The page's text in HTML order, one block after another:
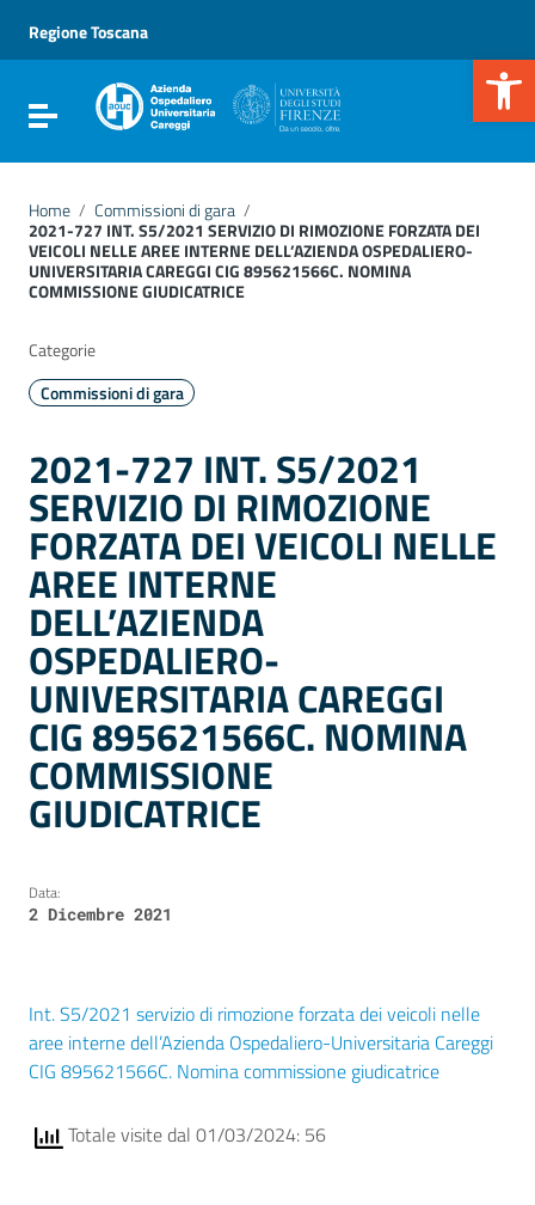
Vai al menu di navigazione
Vai al footer
Regione Toscana
Attiva / disattiva la navigazione
Home / Commissioni di gara /
2021-727 INT. S5/2021 SERVIZIO DI RIMOZIONE FORZATA DEI
VEICOLI NELLE AREE INTERNE DELL’AZIENDA OSPEDALIERO-
UNIVERSITARIA CAREGGI CIG 895621566C. NOMINA
COMMISSIONE GIUDICATRICE
2021-727 INT. S5/2021
SERVIZIO DI RIMOZIONE
FORZATA DEI VEICOLI NELLE
AREE INTERNE
DELL’AZIENDA
OSPEDALIERO-
UNIVERSITARIA CAREGGI
CIG 895621566C. NOMINA
COMMISSIONE
GIUDICATRICE
Categorie
Commissioni di gara
Data:
2 Dicembre 2021
Int. S5/2021 servizio di rimozione forzata dei veicoli nelle
aree interne dell’Azienda Ospedaliero-Universitaria Careggi
CIG 895621566C. Nomina commissione giudicatrice
Totale visite dal 01/03/2024: 56